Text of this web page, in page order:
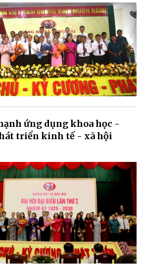
ứng dụng khoa học -
triển kinh tế - xã hội